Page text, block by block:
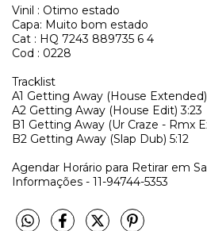
Vinil : Otimo estado
Capa: Muito bom estado
Cat : HQ 7243 889735 6 4
Cod : 0228
Tracklist
A1 Getting Away (House Extended)
A2 Getting Away (House Edit) 3:23
B1 Getting Away (Ur Craze - Rmx
B2 Getting Away (Slap Dub) 5:12
Agendar Horário para Retirar em
Informações - 11-94744-5353